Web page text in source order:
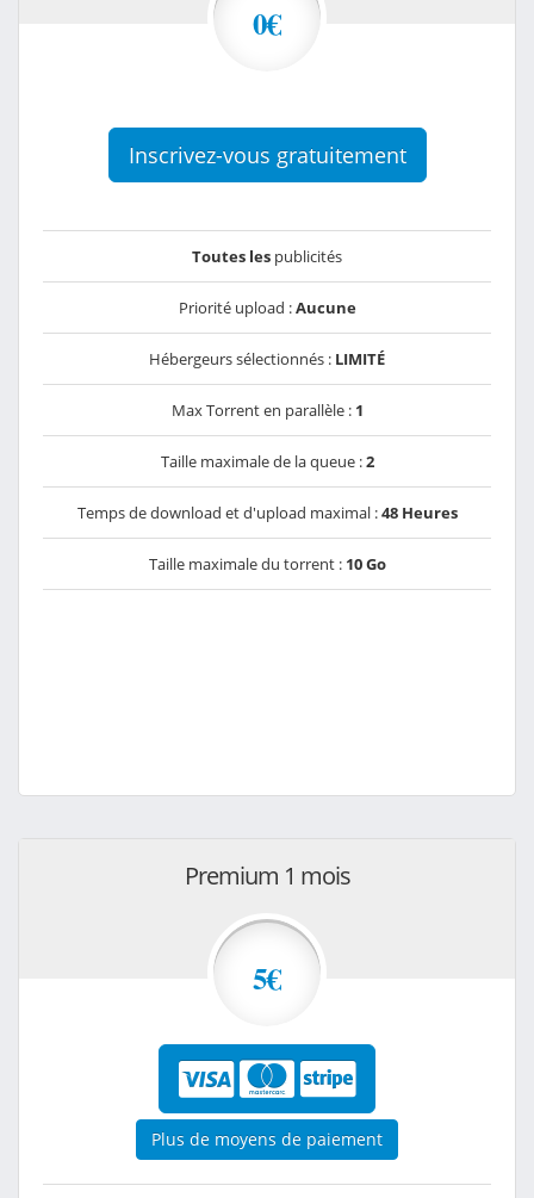
0€
Inscrivez-vous gratuitement
Toutes les publicités
Priorité upload :Aucune
Hébergeurs sélectionnés : LIMITÉ
Max Torrent en parallèle : 1
Taille maximale de la queue :2
Temps de download et d'upload maximal :48 Heures
Taille maximale du torrent : 10 Go
Premium 1 mois
5€
Plus de moyens de paiement